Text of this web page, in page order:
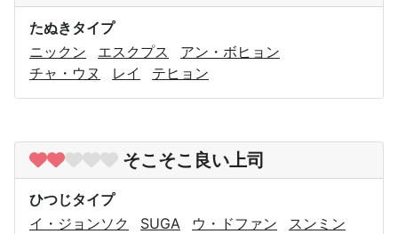
たぬきタイプ
ニックン
エスクプス
アン・ボヒョン
チャ・ウヌ
レイ テヒョン
そこそこ良い上司
ひつじタイプ
イ・ジョンソク
SUGA ウ・ドファン
スンミン